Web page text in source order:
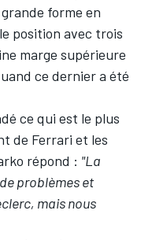
forme en
position avec trois
marge supérieure
ce dernier a été
ce qui est le plus
de Ferrari et les
répond : "La
problèmes et
mais nous